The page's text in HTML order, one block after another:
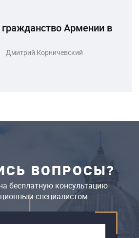
Армении в
Дмитрий Корничевский
ВОПРОСЫ?
бесплатную консультацию
специалистом